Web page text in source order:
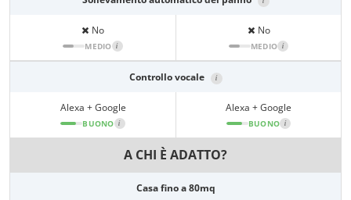
No
MEDIO i
No
MEDIO i
Controllo vocale i
Alexa + Google
BUONO i
Alexa + Google
BUONO i
A CHI È ADATTO?
Casa fino a 80mq